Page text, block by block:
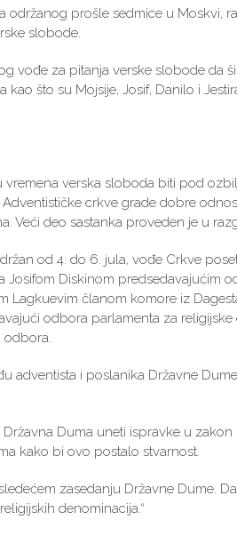
održanog prošle sedmice u Moskvi,
slobode.
vođe za pitanja verske slobode da
što su Mojsije, Josif, Danilo i
verska sloboda biti pod
crkve grade dobre
Veći deo sastanka proveden je u
od 4. do 6. jula, vođe Crkve
Josifom Diskinom predsedavajućim
Lagkuevim članom komore iz
odbora parlamenta za religijske
odbora.
adventista i poslanika Državne
Duma uneti ispravke u
kako bi ovo postalo stvarnost.
zasedanju Državne Dume.
denominacija.“